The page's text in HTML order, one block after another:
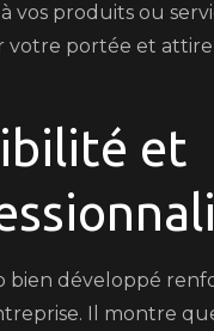
vos produits ou
votre portée et
et
bien développé
Il montre